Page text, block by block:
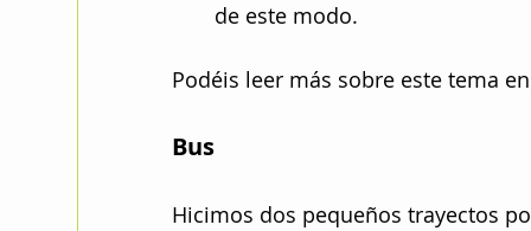
de este modo.
Podéis leer más sobre este tema
Bus
Hicimos dos pequeños trayectos